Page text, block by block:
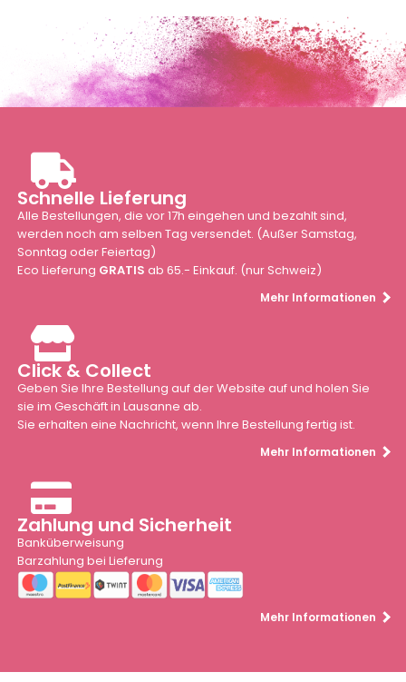
Schnelle Lieferung
Alle Bestellungen, die vor 17h eingehen und bezahlt sind,
werden noch am selben Tag versendet. (Außer Samstag,
Sonntag oder Feiertag)
Eco Lieferung GRATIS ab 65.- Einkauf. (nur Schweiz)
Mehr Informationen
Click & Collect
Geben Sie Ihre Bestellung auf der Website auf und holen Sie
sie im Geschäft in Lausanne ab.
Sie erhalten eine Nachricht, wenn Ihre Bestellung fertig ist.
Mehr Informationen
Zahlung und Sicherheit
Banküberweisung
Barzahlung bei Lieferung
Mehr Informationen